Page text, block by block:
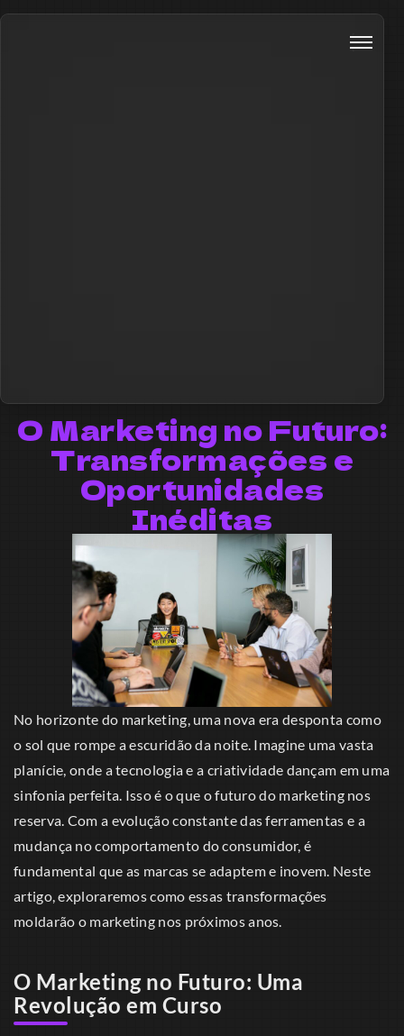
O Marketing no Futuro:
Transformações e
Oportunidades
Inéditas
No horizonte do marketing, uma nova era desponta como
o sol que rompe a escuridão da noite. Imagine uma vasta
planície, onde a tecnologia e a criatividade dançam em uma
sinfonia perfeita. Isso é o que o futuro do marketing nos
reserva. Com a evolução constante das ferramentas e a
mudança no comportamento do consumidor, é
fundamental que as marcas se adaptem e inovem. Neste
artigo, exploraremos como essas transformações
moldarão o marketing nos próximos anos.
O Marketing no Futuro: Uma
Revolução em Curso